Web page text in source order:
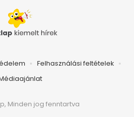
Felhasználási feltételek
Minden jog fenntartva